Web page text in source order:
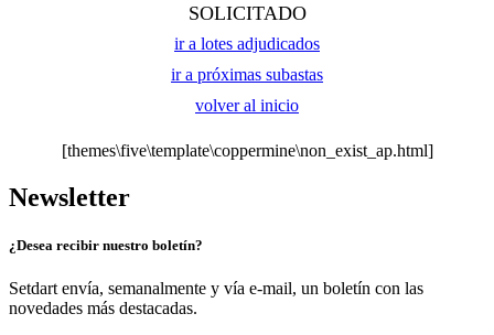
SOLICITADO
ir a lotes adjudicados
ir a próximas subastas
volver al inicio
[themes\five\template\coppermine\non_exist_ap.html]
Newsletter
¿Desea recibir nuestro boletín?
Setdart envía, semanalmente y vía e-mail, un boletín con las
novedades más destacadas.